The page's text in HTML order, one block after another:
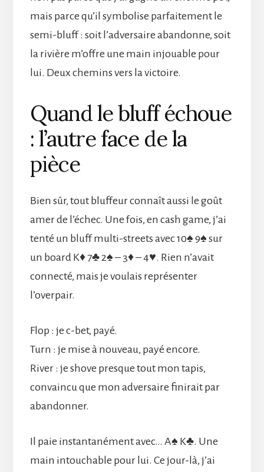
mais parce qu’il symbolise parfaitement le
semi-bluff : soit l’adversaire abandonne, soit
la rivière m’offre une main injouable pour
lui. Deux chemins vers la victoire.
Quand le bluff échoue
: l’autre face de la
pièce
Bien sûr, tout bluffeur connaît aussi le goût
amer de l’échec. Une fois, en cash game, j’ai
tenté un bluff multi-streets avec 10♠ 9♠ sur
un board K♦ 7♣ 2♠ – 3♦ – 4♥. Rien n’avait
connecté, mais je voulais représenter
l’overpair.
Flop : je c-bet, payé.
Turn : je mise à nouveau, payé encore.
River : je shove presque tout mon tapis,
convaincu que mon adversaire finirait par
abandonner.
Il paie instantanément avec… A♠ K♣. Une
main intouchable pour lui. Ce jour-là, j’ai